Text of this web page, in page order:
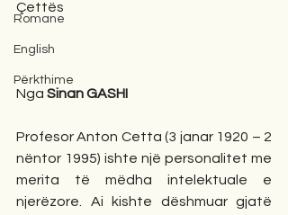
Romane
English
Përkthime
Çettës
Nga Sinan GASHI
Profesor Anton Cetta (3 janar 1920 – 2
nëntor 1995) ishte një personalitet me
merita të mëdha intelektuale e
njerëzore. Ai kishte dëshmuar gjatë